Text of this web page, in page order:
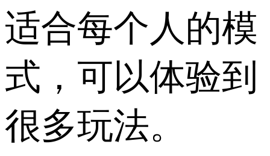
适合每个人的模
式，可以体验到
很多玩法。